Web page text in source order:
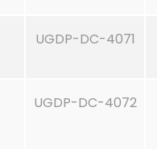
UGDP-DC-4071
UGDP-DC-4072